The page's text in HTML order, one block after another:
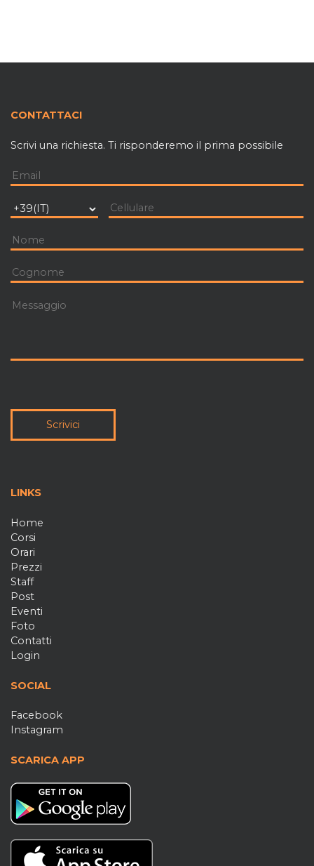
CONTATTACI
Scrivi una richiesta. Ti risponderemo il prima possibile
Scrivici
LINKS
Home
Corsi
Orari
Prezzi
Staff
Post
Eventi
Foto
Contatti
Login
SOCIAL
Facebook
Instagram
SCARICA APP